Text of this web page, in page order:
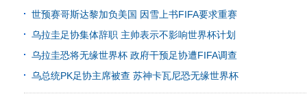
世预赛哥斯达黎加负美国 因雪上书FIFA要求重赛
乌拉圭足协集体辞职 主帅表示不影响世界杯计划
乌拉圭恐将无缘世界杯 政府干预足协遭FIFA调查
乌总统PK足协主席被查 苏神卡瓦尼恐无缘世界杯